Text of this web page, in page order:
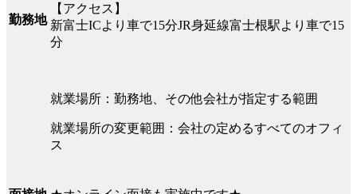
勤務地
【アクセス】
新富士ICより車で15分JR身延線富士根駅より車で15
分
就業場所：勤務地、その他会社が指定する範囲
就業場所の変更範囲：会社の定めるすべてのオフィ
ス